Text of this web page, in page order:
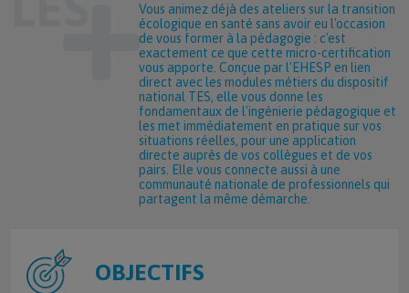
Vous animez déjà des ateliers sur la transition
écologique en santé sans avoir eu l'occasion
de vous former à la pédagogie : c'est
exactement ce que cette micro-certification
vous apporte. Conçue par l'EHESP en lien
direct avec les modules métiers du dispositif
national TES, elle vous donne les
fondamentaux de l'ingénierie pédagogique et
les met immédiatement en pratique sur vos
situations réelles, pour une application
directe auprès de vos collègues et de vos
pairs. Elle vous connecte aussi à une
communauté nationale de professionnels qui
partagent la même démarche.
OBJECTIFS